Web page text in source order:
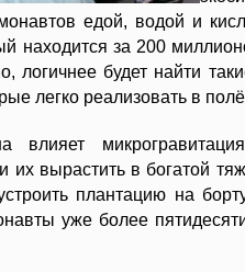
едой, водой и
находится за 200
логичнее будет найти
легко реализовать в
влияет
их вырастить в богатой
плантацию на
уже более